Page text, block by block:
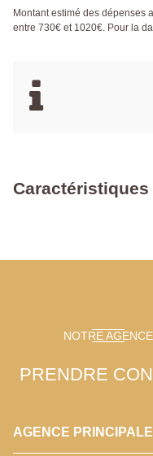
Montant estimé des dépenses
entre 730€ et 1020€. Pour la
NOTRE AGENCE
PRENDRE
AGENCE